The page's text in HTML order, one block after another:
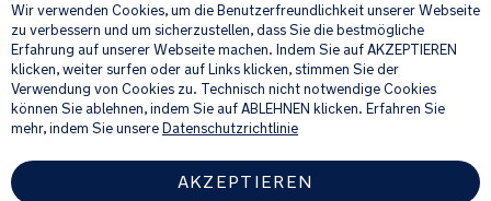
Versandarten
Wir verwenden Cookies, um die Benutzerfreundlichkeit unserer Webseite
zu verbessern und um sicherzustellen, dass Sie die bestmögliche
Erfahrung auf unserer Webseite machen. Indem Sie auf AKZEPTIEREN
klicken, weiter surfen oder auf Links klicken, stimmen Sie der
Verwendung von Cookies zu. Technisch nicht notwendige Cookies
können Sie ablehnen, indem Sie auf ABLEHNEN klicken. Erfahren Sie
mehr, indem Sie unsereDatenschutzrichtlinie
AKZEPTIEREN